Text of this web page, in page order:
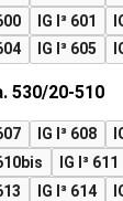
IG I³ 601
IG I³ 605
530/20-510
IG I³ 608
IG I³ 611
IG I³ 614